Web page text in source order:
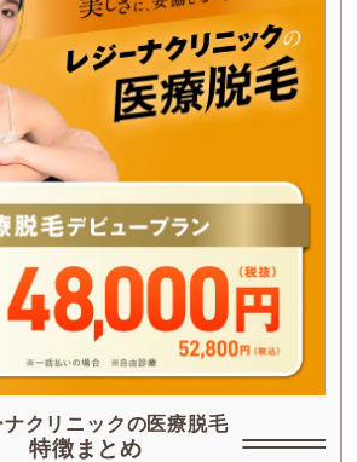
ナクリニックの医療脱毛
特徴まとめ